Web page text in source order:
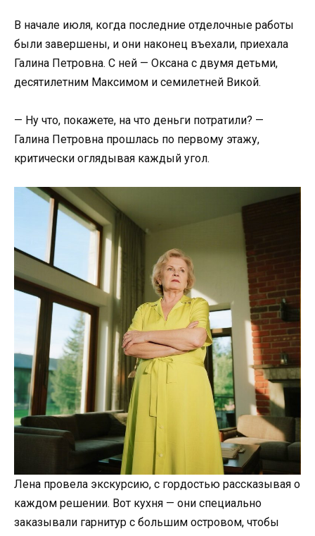
В начале июля, когда последние отделочные работы
были завершены, и они наконец въехали, приехала
Галина Петровна. С ней — Оксана с двумя детьми,
десятилетним Максимом и семилетней Викой.
— Ну что, покажете, на что деньги потратили? —
Галина Петровна прошлась по первому этажу,
критически оглядывая каждый угол.
Лена провела экскурсию, с гордостью рассказывая о
каждом решении. Вот кухня — они специально
заказывали гарнитур с большим островом, чтобы